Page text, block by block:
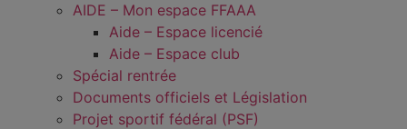
AIDE – Mon espace FFAAA
Aide – Espace licencié
Aide – Espace club
Spécial rentrée
Documents officiels et Législation
Projet sportif fédéral (PSF)